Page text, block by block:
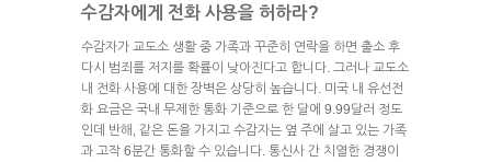
수감자에게 전화 사용을 허하라?
수감자가 교도소 생활 중 가족과 꾸준히 연락을 하면 출소 후
다시 범죄를 저지를 확률이 낮아진다고 합니다. 그러나 교도소
내 전화 사용에 대한 장벽은 상당히 높습니다. 미국 내 유선전
화 요금은 국내 무제한 통화 기준으로 한 달에 9.99달러 정도
인데 반해, 같은 돈을 가지고 수감자는 옆 주에 살고 있는 가족
과 고작 6분간 통화할 수 있습니다. 통신사 간 치열한 경쟁이